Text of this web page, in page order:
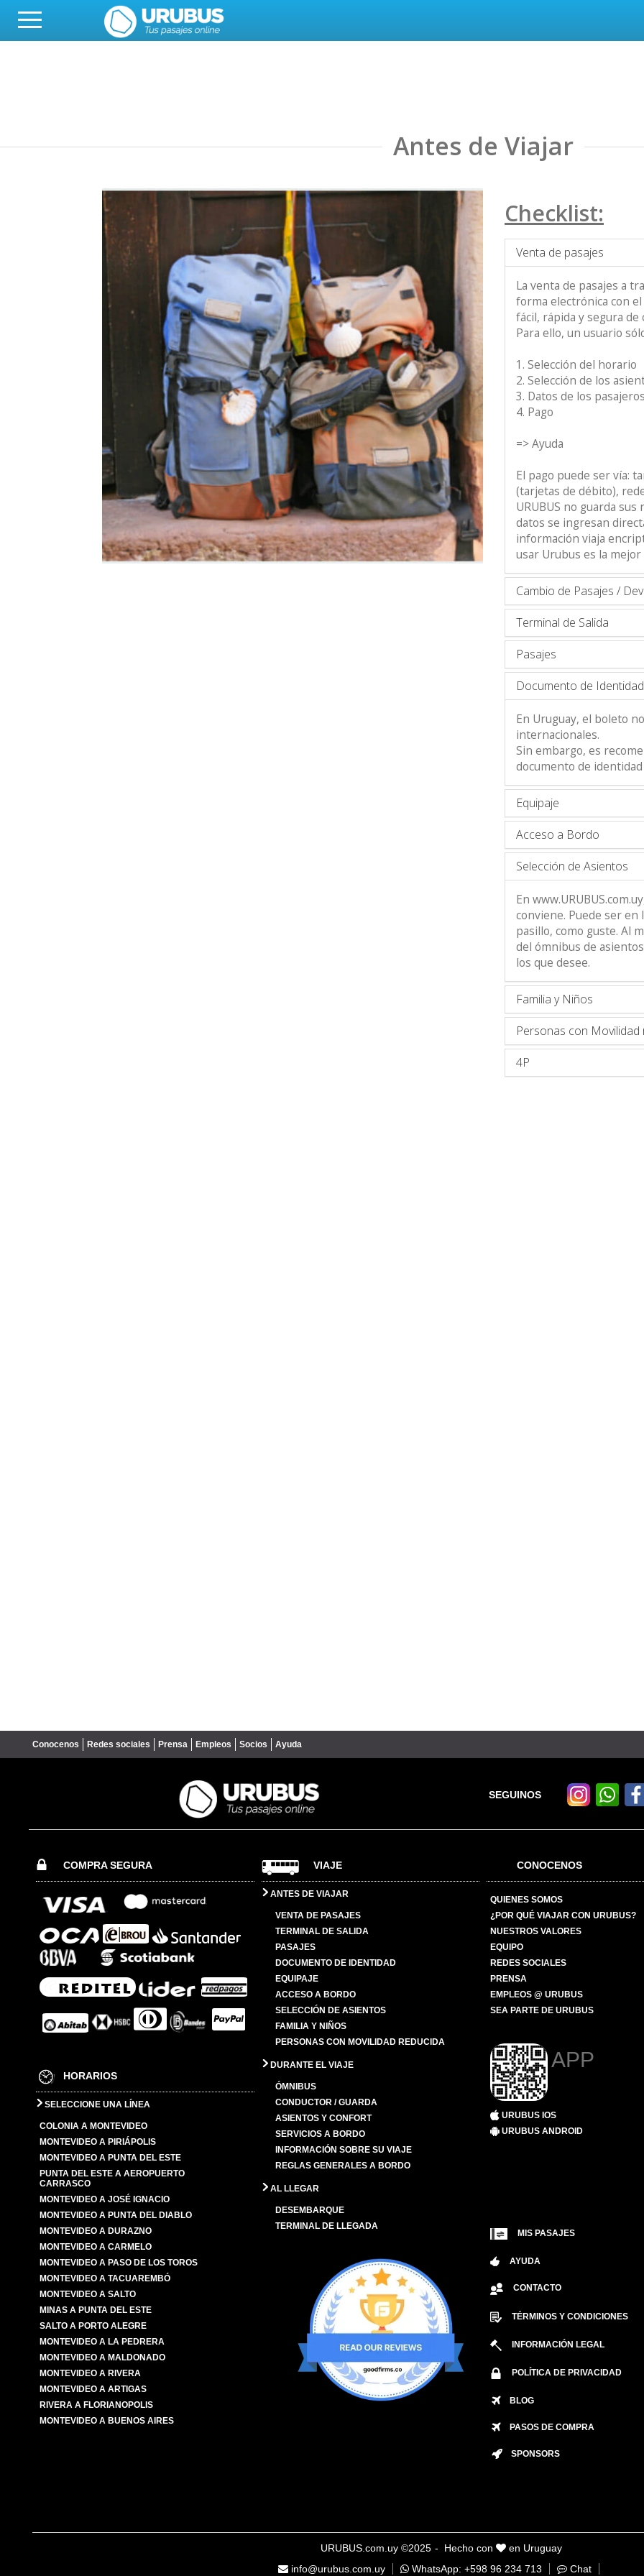
Antes de Viajar
Checklist:
Venta de pasajes
La venta de pasajes a
forma electrónica con
fácil, rápida y segura
Para ello, un usuario
1. Selección del horario
2. Selección de los
3. Datos de los pasajeros
4. Pago
=> Ayuda
El pago puede ser vía:
(tarjetas de débito),
URUBUS no guarda
datos se ingresan
información viaja
usar Urubus es la
Cambio de Pasajes /
Terminal de Salida
Pasajes
Documento de Identidad
En Uruguay, el boleto
internacionales.
Sin embargo, es
documento de
Equipaje
Acceso a Bordo
Selección de Asientos
En
conviene. Puede ser
pasillo, como guste. Al
del ómnibus de
los que desee.
Familia y Niños
Personas con Movilidad
4P
Conocenos Redes sociales Prensa Empleos Socios Ayuda
SEGUINOS
COMPRA SEGURA
HORARIOS
SELECCIONE UNA LÍNEA
COLONIA A MONTEVIDEO
MONTEVIDEO A PIRIÁPOLIS
MONTEVIDEO A PUNTA DEL ESTE
PUNTA DEL ESTE A AEROPUERTO
CARRASCO
MONTEVIDEO A JOSÉ IGNACIO
MONTEVIDEO A PUNTA DEL DIABLO
MONTEVIDEO A DURAZNO
MONTEVIDEO A CARMELO
MONTEVIDEO A PASO DE LOS TOROS
MONTEVIDEO A TACUAREMBÓ
MONTEVIDEO A SALTO
MINAS A PUNTA DEL ESTE
SALTO A PORTO ALEGRE
MONTEVIDEO A LA PEDRERA
MONTEVIDEO A MALDONADO
MONTEVIDEO A RIVERA
MONTEVIDEO A ARTIGAS
RIVERA A FLORIANOPOLIS
MONTEVIDEO A BUENOS AIRES
VIAJE
ANTES DE VIAJAR
VENTA DE PASAJES
TERMINAL DE SALIDA
PASAJES
DOCUMENTO DE IDENTIDAD
EQUIPAJE
ACCESO A BORDO
SELECCIÓN DE ASIENTOS
FAMILIA Y NIÑOS
PERSONAS CON MOVILIDAD REDUCIDA
DURANTE EL VIAJE
ÓMNIBUS
CONDUCTOR / GUARDA
ASIENTOS Y CONFORT
SERVICIOS A BORDO
INFORMACIÓN SOBRE SU VIAJE
REGLAS GENERALES A BORDO
AL LLEGAR
DESEMBARQUE
TERMINAL DE LLEGADA
CONOCENOS
QUIENES SOMOS
¿POR QUÉ VIAJAR CON URUBUS?
NUESTROS VALORES
EQUIPO
REDES SOCIALES
PRENSA
EMPLEOS @ URUBUS
SEA PARTE DE URUBUS
APP
URUBUS IOS
URUBUS ANDROID
MIS PASAJES
AYUDA
CONTACTO
TÉRMINOS Y CONDICIONES
INFORMACIÓN LEGAL
POLÍTICA DE PRIVACIDAD
BLOG
PASOS DE COMPRA
SPONSORS
URUBUS.com.uy ©2025 - Hecho con
en Uruguay
info@urubus.com.uy
WhatsApp: +598 96 234 713 Chat